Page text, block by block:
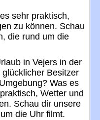
sehr praktisch,
zu können. Schau
die rund um die
in Vejers in der
Besitzer
Was es
Wetter und
Schau dir unsere
die Uhr filmt.